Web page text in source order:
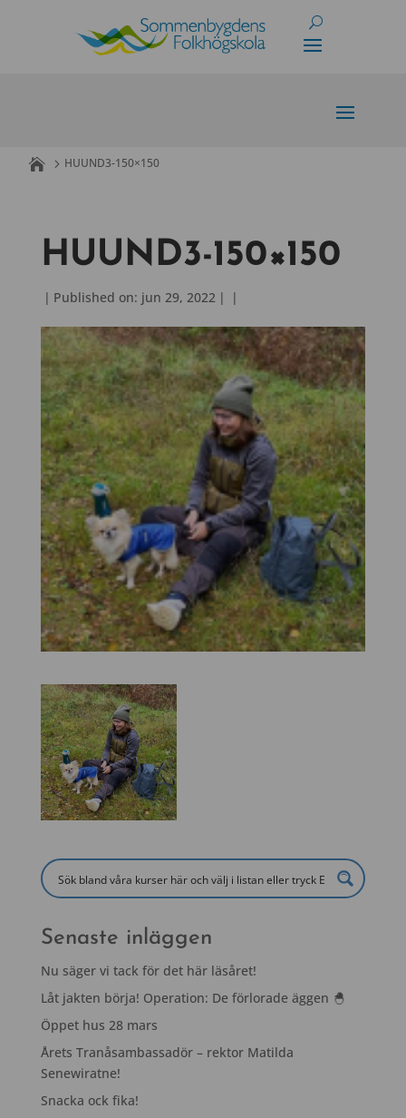
HUUND3-150×150
HUUND3-150×150
| Published on: jun 29, 2022 | |
Senaste inläggen
Nu säger vi tack för det här läsåret!
Låt jakten börja! Operation: De förlorade äggen 🐣
Öppet hus 28 mars
Årets Tranåsambassadör – rektor Matilda
Senewiratne!
Snacka ock fika!